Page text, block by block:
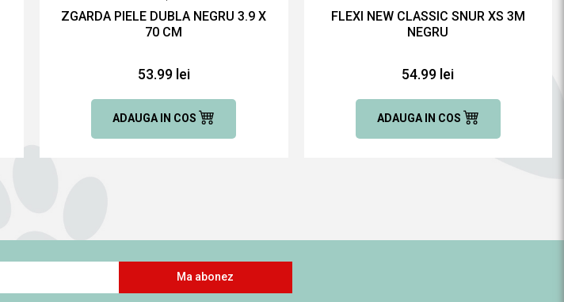
ZGARDA PIELE DUBLA NEGRU 3.9 X
70 CM
53.99 lei
ADAUGA IN COS
FLEXI NEW CLASSIC SNUR XS 3M
NEGRU
54.99 lei
ADAUGA IN COS
Ma abonez